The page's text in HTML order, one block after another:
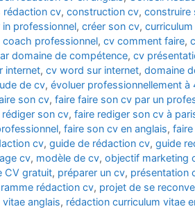
rédaction cv, construction cv, construire
professionnel, créer son cv,
coach professionnel, cv comment faire,
domaine de compétence, cv
internet, cv word sur internet, domaine
de cv, évoluer professionnellement à
son cv, faire faire son cv par un
rédiger son cv, faire rediger son cv à
, faire son cv en anglais,
cv, guide de rédaction cv, guide
cv, modèle de cv, objectif marketing
CV gratuit, préparer un cv, présentation
rédaction cv, projet de se
anglais, rédaction curriculum vitae